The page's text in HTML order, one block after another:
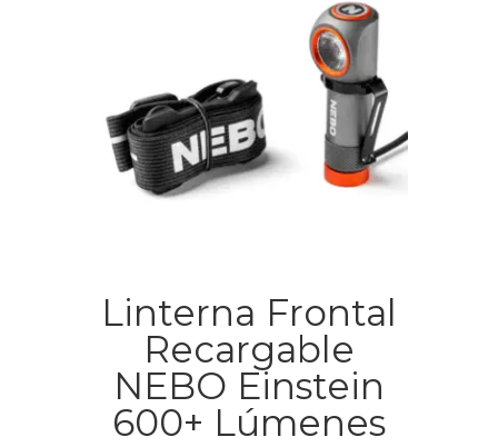
Linterna Frontal
Recargable
NEBO Einstein
600+ Lúmenes